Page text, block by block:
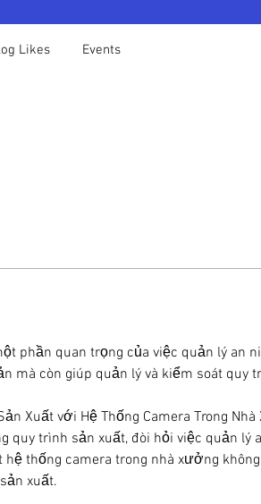
phần quan trọng của việc quản lý an
mà còn giúp quản lý và kiểm soát quy
Xuất với Hệ Thống Camera Trong
quy trình sản xuất, đòi hỏi việc quản
hệ thống camera trong nhà xưởng
xuất.
Likes Events